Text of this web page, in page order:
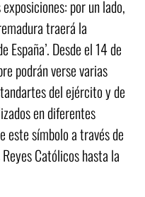
por un lado,
traerá la
España’. Desde el 14 de
podrán verse varias
del ejército y de
en diferentes
este símbolo a través de
Católicos hasta la